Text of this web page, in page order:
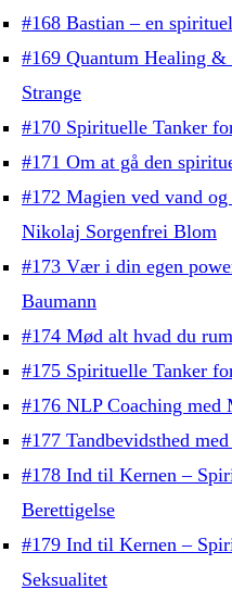
#168 Bastian – en
#169 Quantum Healing &
Strange
#170 Spirituelle Tanker
#171 Om at gå den
#172 Magien ved vand
Nikolaj Sorgenfrei Blom
#173 Vær i din egen
Baumann
#174 Mød alt hvad du
#175 Spirituelle Tanker
#176 NLP Coaching med
#177 Tandbevidsthed
#178 Ind til Kernen –
Berettigelse
#179 Ind til Kernen –
Seksualitet